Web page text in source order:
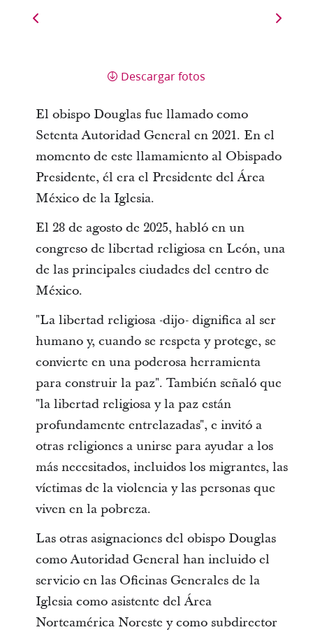
Descargar fotos
El obispo Douglas fue llamado como
Setenta Autoridad General en 2021. En el
momento de este llamamiento al Obispado
Presidente, él era el Presidente del Área
México de la Iglesia.
El 28 de agosto de 2025, habló en un
congreso de libertad religiosa en León, una
de las principales ciudades del centro de
México.
"La libertad religiosa -dijo- dignifica al ser
humano y, cuando se respeta y protege, se
convierte en una poderosa herramienta
para construir la paz". También señaló que
"la libertad religiosa y la paz están
profundamente entrelazadas", e invitó a
otras religiones a unirse para ayudar a los
más necesitados, incluidos los migrantes, las
víctimas de la violencia y las personas que
viven en la pobreza.
Las otras asignaciones del obispo Douglas
como Autoridad General han incluido el
servicio en las Oficinas Generales de la
Iglesia como asistente del Área
Norteamérica Noreste y como subdirector